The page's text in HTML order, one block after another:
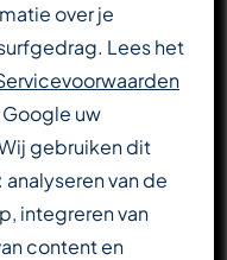
over je
Lees het
uw
gebruiken dit
van de
integreren van
content en